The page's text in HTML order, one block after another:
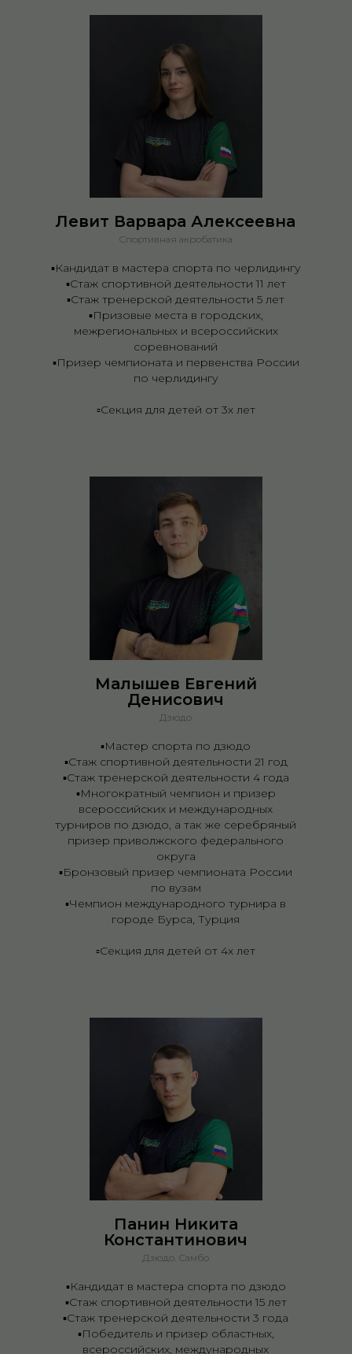
Левит Варвара Алексеевна
Спортивная акробатика
▪️Кандидат в мастера спорта по черлидингу
▪️Стаж спортивной деятельности 11 лет
▪️Стаж тренерской деятельности 5 лет
▪️Призовые места в городских,
межрегиональных и всероссийских
соревнований
▪️Призер чемпионата и первенства России
по черлидингу
▫️Секция для детей от 3х лет
Малышев Евгений
Денисович
Дзюдо
▪️Мастер спорта по дзюдо
▪️Стаж спортивной деятельности 21 год
▪️Стаж тренерской деятельности 4 года
▪️Многократный чемпион и призер
всероссийских и международных
турниров по дзюдо, а так же серебряный
призер приволжского федерального
округа
▪️Бронзовый призер чемпионата России
по вузам
▪️Чемпион международного турнира в
городе Бурса, Турция
▫️Секция для детей от 4х лет
Панин Никита
Константинович
Дзюдо. Самбо
▪️Кандидат в мастера спорта по дзюдо
▪️Стаж спортивной деятельности 15 лет
▪️Стаж тренерской деятельности 3 года
▪️Победитель и призер областных,
всероссийских, международных